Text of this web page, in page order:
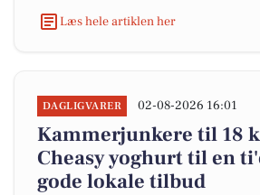
Læs hele artiklen her
DAGLIGVARER 02-08-2026 16:01
Kammerjunkere til 18
Cheasy yoghurt til en
gode lokale tilbud